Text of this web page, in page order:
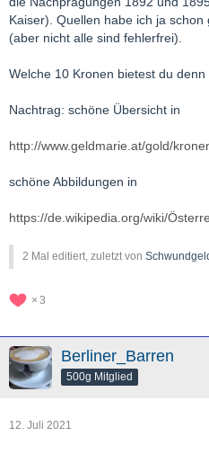
Sollte ich falsch liegen, wäre ich
Wer übrigens 10er und 20er
Kaiser). Quellen habe ich ja
(aber nicht alle sind fehlerfrei).
Welche 10 Kronen bietest du
Nachtrag: schöne Übersicht in
http://www.geldmarie.at/gold/
schöne Abbildungen in
https://de.wikipedia.org/wiki/
2 Mal editiert, zuletzt von
3
Berliner_Barren
500g Mitglied
12. Juli 2021